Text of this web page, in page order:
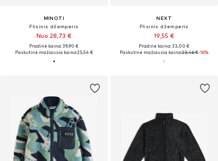
MINOTI
Flisinis džemperis
Nuo 28,73 €
Pradinė kaina: 39,90 €
Paskutinė mažiausia kaina:25,54 €
NEXT
Flisinis džemperis
19,55 €
Pradinė kaina: 33,00 €
Paskutinė mažiausia kaina:23,46 €-16%